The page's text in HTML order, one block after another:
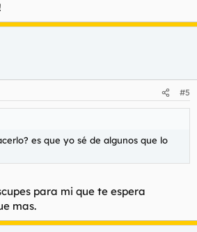
#5
es que yo sé de algunos que lo
para mi que te espera
mas.